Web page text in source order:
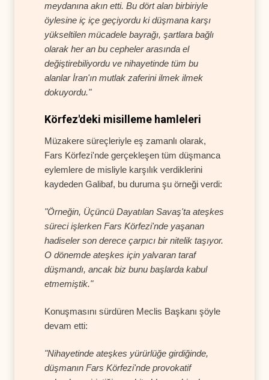
meydanına akın etti. Bu dört alan birbiriyle
öylesine iç içe geçiyordu ki düşmana karşı
yükseltilen mücadele bayrağı, şartlara bağlı
olarak her an bu cepheler arasında el
değiştirebiliyordu ve nihayetinde tüm bu
alanlar İran'ın mutlak zaferini ilmek ilmek
dokuyordu."
Körfez'deki misilleme hamleleri
Müzakere süreçleriyle eş zamanlı olarak,
Fars Körfezi'nde gerçekleşen tüm düşmanca
eylemlere de misliyle karşılık verdiklerini
kaydeden Galibaf, bu duruma şu örneği verdi:
"Örneğin, Üçüncü Dayatılan Savaş'ta ateşkes
süreci işlerken Fars Körfezi'nde yaşanan
hadiseler son derece çarpıcı bir nitelik taşıyor.
O dönemde ateşkes için yalvaran taraf
düşmandı, ancak biz bunu başlarda kabul
etmemiştik."
Konuşmasını sürdüren Meclis Başkanı şöyle
devam etti:
"Nihayetinde ateşkes yürürlüğe girdiğinde,
düşmanın Fars Körfezi'nde provokatif